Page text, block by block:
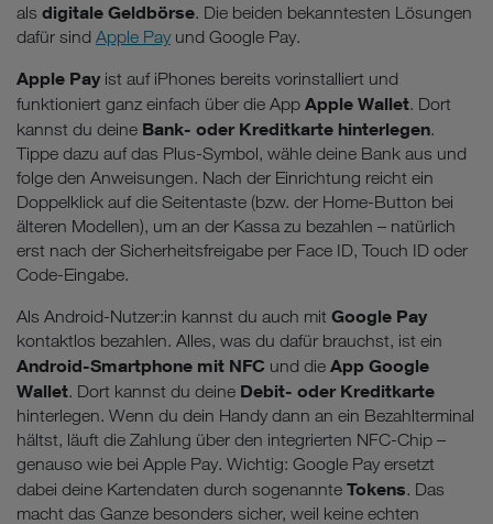
als digitale Geldbörse. Die beiden bekanntesten Lösungen
dafür sind Apple Pay und Google Pay.
Apple Pay ist auf iPhones bereits vorinstalliert und
funktioniert ganz einfach über die App Apple Wallet. Dort
kannst du deine Bank- oder Kreditkarte hinterlegen.
Tippe dazu auf das Plus-Symbol, wähle deine Bank aus und
folge den Anweisungen. Nach der Einrichtung reicht ein
Doppelklick auf die Seitentaste (bzw. der Home-Button bei
älteren Modellen), um an der Kassa zu bezahlen – natürlich
erst nach der Sicherheitsfreigabe per Face ID, Touch ID oder
Code-Eingabe.
Als Android-Nutzer:in kannst du auch mit Google Pay
kontaktlos bezahlen. Alles, was du dafür brauchst, ist ein
Android-Smartphone mit NFC und die App Google
Wallet. Dort kannst du deine Debit- oder Kreditkarte
hinterlegen. Wenn du dein Handy dann an ein Bezahlterminal
hältst, läuft die Zahlung über den integrierten NFC-Chip –
genauso wie bei Apple Pay. Wichtig: Google Pay ersetzt
dabei deine Kartendaten durch sogenannte Tokens. Das
macht das Ganze besonders sicher, weil keine echten
Cookies von Unternehmen in Drittstaaten, die ein ähnliches
Datenschutzniveau wie in der Europäischen Union aufweisen
(z.B. Data Privacy Framework), werden wie europäische
Unternehmen behandelt.
Wenn Sie „Nur notwendige Cookies“ wählen, dann sind für
Sie nur jene Cookies im Einsatz, die zur Funktion dieser
Website unerlässlich sind.